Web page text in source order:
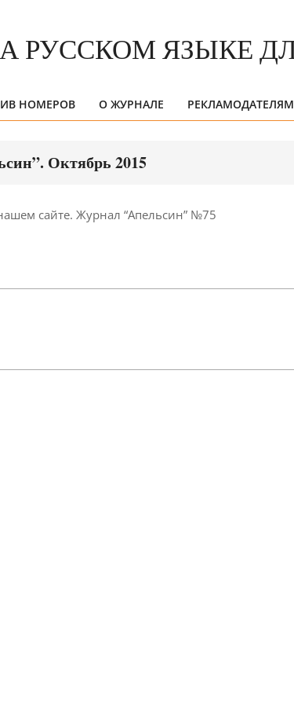
Primary
НОМЕРОВ О ЖУРНАЛЕ РЕКЛАМОДАТЕЛЯМ
Октябрь 2015
сайте. Журнал “Апельсин” №75